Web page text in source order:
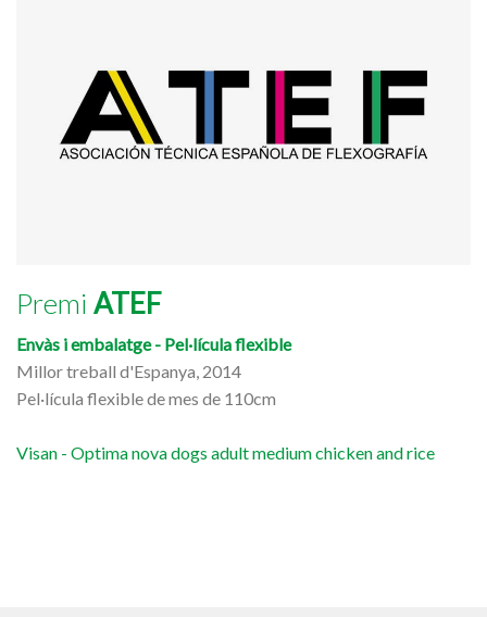
Premi ATEF
Envàs i embalatge - Pel·lícula flexible
Millor treball d'Espanya, 2014
Pel·lícula flexible de mes de 110cm
Visan - Optima nova dogs adult medium chicken and rice